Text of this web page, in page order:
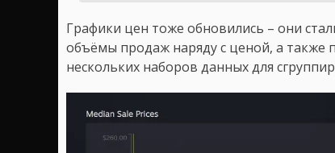
Графики цен тоже обновились – они
объёмы продаж наряду с ценой, а
нескольких наборов данных для